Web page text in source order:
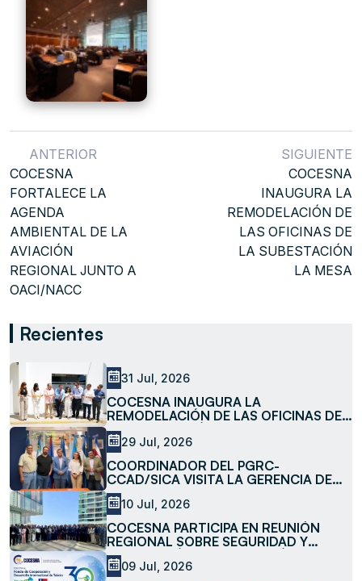
ANTERIOR
COCESNA
FORTALECE LA
AGENDA
AMBIENTAL DE LA
AVIACIÓN
REGIONAL JUNTO A
OACI/NACC
SIGUIENTE
COCESNA
INAUGURA LA
REMODELACIÓN DE
LAS OFICINAS DE
LA SUBESTACIÓN
LA MESA
Recientes
31 Jul, 2026
COCESNA INAUGURA LA
REMODELACIÓN DE LAS OFICINAS DE
LA SUBESTACIÓN LA MESA
29 Jul, 2026
COORDINADOR DEL PGRC-
CCAD/SICA VISITA LA GERENCIA DE
MEDIO AMBIENTE DE COCESNA
10 Jul, 2026
COCESNA PARTICIPA EN REUNIÓN
REGIONAL SOBRE SEGURIDAD Y
FACILITACIÓN DE LA AVIACIÓN
09 Jul, 2026